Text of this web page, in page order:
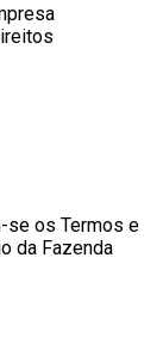
se os Termos e
da Fazenda